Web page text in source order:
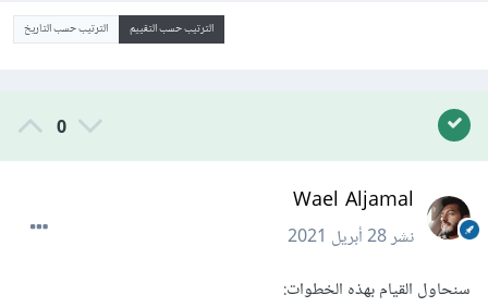
الترتيب حسب التقييم الترتيب حسب التاريخ
0
Wael Aljamal
نشر28 أبريل 2021
سنحاول القيام بهذه الخطوات: